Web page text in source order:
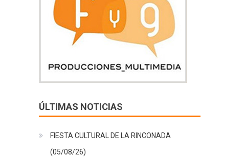
ÚLTIMAS NOTICIAS
FIESTA CULTURAL DE LA RINCONADA
(05/08/26)